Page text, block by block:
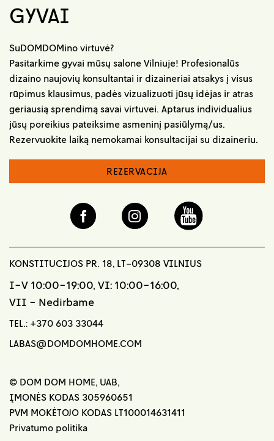
GYVAI
SuDOMDOMino virtuvė?
Pasitarkime gyvai mūsų salone Vilniuje! Profesionalūs
dizaino naujovių konsultantai ir dizaineriai atsakys į visus
rūpimus klausimus, padės vizualizuoti jūsų idėjas ir atras
geriausią sprendimą savai virtuvei. Aptarus individualius
jūsų poreikius pateiksime asmeninį pasiūlymą/us.
Rezervuokite laiką nemokamai konsultacijai su dizaineriu.
REZERVACIJA
KONSTITUCIJOS PR. 18, LT-09308 VILNIUS
I-V 10:00-19:00, VI: 10:00-16:00,
VII - Nedirbame
TEL.: +370 603 33044
LABAS@DOMDOMHOME.COM
© DOM DOM HOME, UAB,
ĮMONĖS KODAS 305960651
PVM MOKĖTOJO KODAS LT100014631411
Privatumo politika